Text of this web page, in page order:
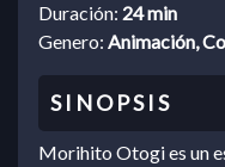
Duración: 24 min
Genero: Animación,
Morihito Otogi es un